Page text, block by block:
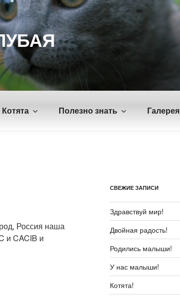
Котята Полезно знать Галерея
Россия наша
и CACIB и
СВЕЖИЕ ЗАПИСИ
Здравствуй мир!
Двойная радость!
Родились малыши!
У нас малыши!
Котята!